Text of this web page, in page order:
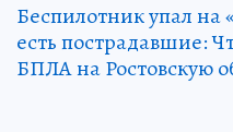
Беспилотник упал на
есть пострадавшие:
БПЛА на Ростовскую